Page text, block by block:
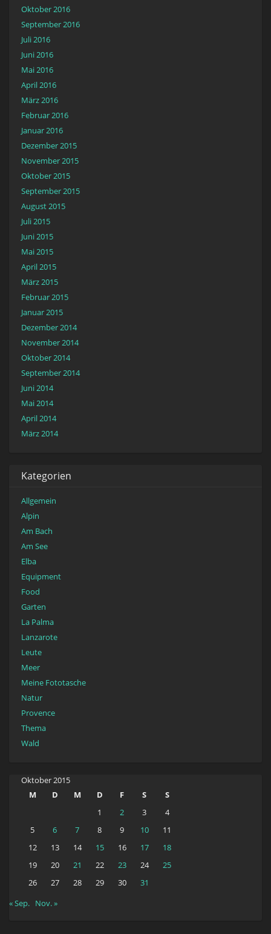
Oktober 2016
September 2016
Juli 2016
Juni 2016
Mai 2016
April 2016
März 2016
Februar 2016
Januar 2016
Dezember 2015
November 2015
Oktober 2015
September 2015
August 2015
Juli 2015
Juni 2015
Mai 2015
April 2015
März 2015
Februar 2015
Januar 2015
Dezember 2014
November 2014
Oktober 2014
September 2014
Juni 2014
Mai 2014
April 2014
März 2014
Kategorien
Allgemein
Alpin
Am Bach
Am See
Elba
Equipment
Food
Garten
La Palma
Lanzarote
Leute
Meer
Meine Fototasche
Natur
Provence
Thema
Wald
Oktober 2015
M
D M D F S
S
1
2 3
4
5
6 7 8 9 10
11
12
13 14 15 16 17
18
19
20 21 22 23 24
25
26
27 28 29 30
31
« Sep. Nov. »